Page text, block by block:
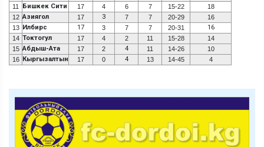
11
Бишкек Сити 17 4 6 7 15-22
18
12 Азиягол 17 3 7 7 20-29
16
13 Илбирс 17 3 7 7 20-31 16
14 Токтогул 17 4 2 11 15-28
14
15 Абдыш-Ата 17 2 4 11 14-26
10
16 Кыргызалтын 17 0 4 13 14-45 4